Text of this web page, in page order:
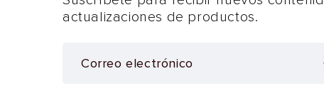
actualizaciones de productos.